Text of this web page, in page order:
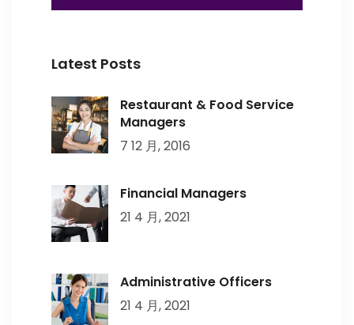
Latest Posts
Restaurant & Food Service
Managers
7 12 月, 2016
Financial Managers
21 4 月, 2021
Administrative Officers
21 4 月, 2021